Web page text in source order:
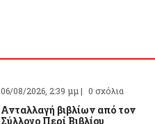
06/08/2026, 2:39 μμ | 0 σχόλια
Ανταλλαγή βιβλίων από τον
Σύλλογο Περί Βιβλίου